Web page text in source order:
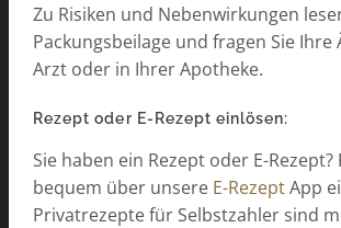
Zu Risiken und Nebenwirkungen
Packungsbeilage und fragen Sie Ihre
Arzt oder in Ihrer Apotheke.
Rezept oder E-Rezept einlösen:
Sie haben ein Rezept oder E-Rezept?
bequem über unsere E-RezeptApp
Privatrezepte für Selbstzahler sind